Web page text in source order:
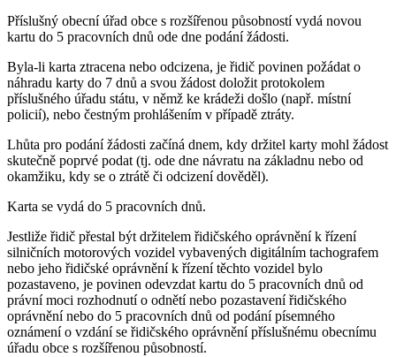
Příslušný obecní úřad obce s rozšířenou působností vydá novou
kartu do 5 pracovních dnů ode dne podání žádosti.
Byla-li karta ztracena nebo odcizena, je řidič povinen požádat o
náhradu karty do 7 dnů a svou žádost doložit protokolem
příslušného úřadu státu, v němž ke krádeži došlo (např. místní
policií), nebo čestným prohlášením v případě ztráty.
Lhůta pro podání žádosti začíná dnem, kdy držitel karty mohl žádost
skutečně poprvé podat (tj. ode dne návratu na základnu nebo od
okamžiku, kdy se o ztrátě či odcizení dověděl).
Karta se vydá do 5 pracovních dnů.
Jestliže řidič přestal být držitelem řidičského oprávnění k řízení
silničních motorových vozidel vybavených digitálním tachografem
nebo jeho řidičské oprávnění k řízení těchto vozidel bylo
pozastaveno, je povinen odevzdat kartu do 5 pracovních dnů od
právní moci rozhodnutí o odnětí nebo pozastavení řidičského
oprávnění nebo do 5 pracovních dnů od podání písemného
oznámení o vzdání se řidičského oprávnění příslušnému obecnímu
úřadu obce s rozšířenou působností.